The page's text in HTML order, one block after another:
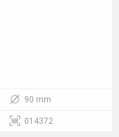
90 mm
014372